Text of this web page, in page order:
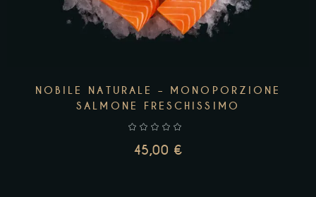
NOBILE NATURALE – MONOPORZIONE
SALMONE FRESCHISSIMO
45,00 €